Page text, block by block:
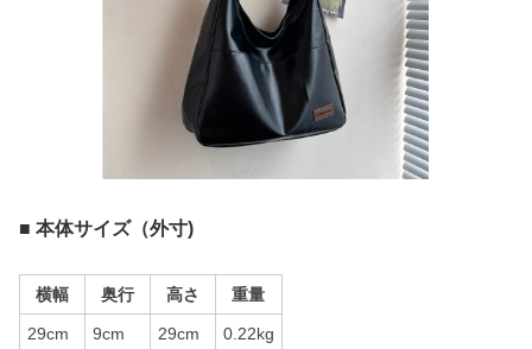
■ 本体サイズ（外寸)
横幅 奥行 高さ 重量
29cm 9cm 29cm 0.22kg